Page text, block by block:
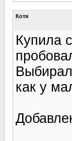
Котя
Купила
как у